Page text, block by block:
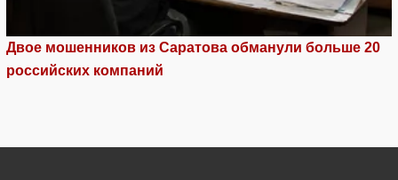
Двое мошенников из Саратова обманули больше 20
российских компаний